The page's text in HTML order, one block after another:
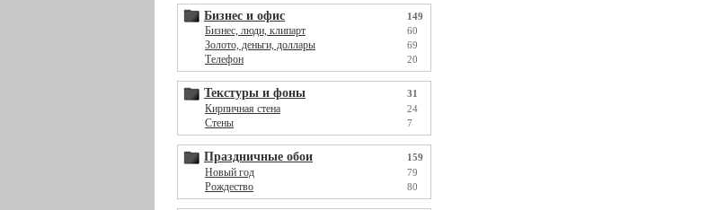
Бизнес и офис 149
Бизнес, люди, клипарт 60
Золото, деньги, доллары 69
Телефон 20
Текстуры и фоны 31
Кирпичная стена 24
Стены 7
Праздничные обои 159
Новый год 79
Рождество 80